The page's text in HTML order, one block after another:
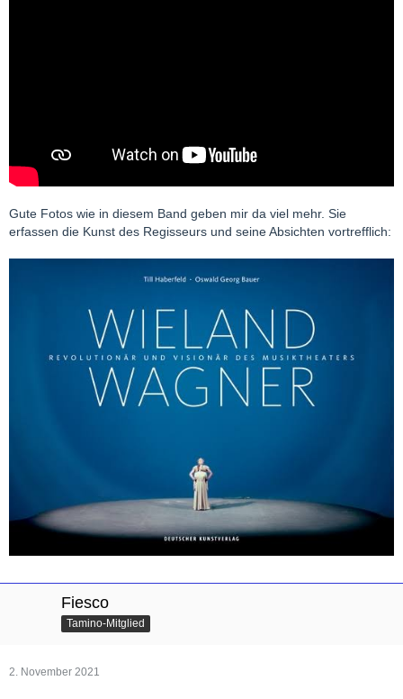
Gute Fotos wie in diesem Band geben mir da viel mehr. Sie
erfassen die Kunst des Regisseurs und seine Absichten vortrefflich:
Fiesco
Tamino-Mitglied
2. November 2021